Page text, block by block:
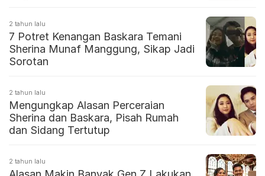
2 tahun lalu
7 Potret Kenangan Baskara Temani
Sherina Munaf Manggung, Sikap Jadi
Sorotan
2 tahun lalu
Mengungkap Alasan Perceraian
Sherina dan Baskara, Pisah Rumah
dan Sidang Tertutup
2 tahun lalu